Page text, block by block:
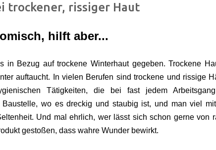
trockener, rissiger Haut
hilft aber...
in Bezug auf trockene Winterhaut gegeben. Trockene
auftaucht. In vielen Berufen sind trockene und rissige
Tätigkeiten, die bei fast jedem
wo es dreckig und staubig ist, und man viel
Und mal ehrlich, wer lässt sich schon gerne von
gestoßen, dass wahre Wunder bewirkt.